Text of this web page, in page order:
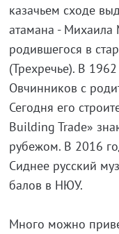
казачьем сходе
атамана - Михаила
родившегося в
(Трехречье). В
Овчинников с
Сегодня его
Building Trade»
рубежом. В 2016
Сиднее русский
балов в НЮУ.
Много можно